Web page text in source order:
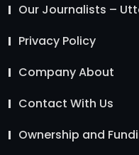
Our Journalists –
Privacy Policy
Company About
Contact With Us
Ownership and